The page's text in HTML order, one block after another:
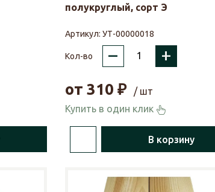
полукруглый, сорт Э
Артикул: УТ-00000018
Кол-во – +
от 310 ₽
/ шт
Купить в один клик
В корзину